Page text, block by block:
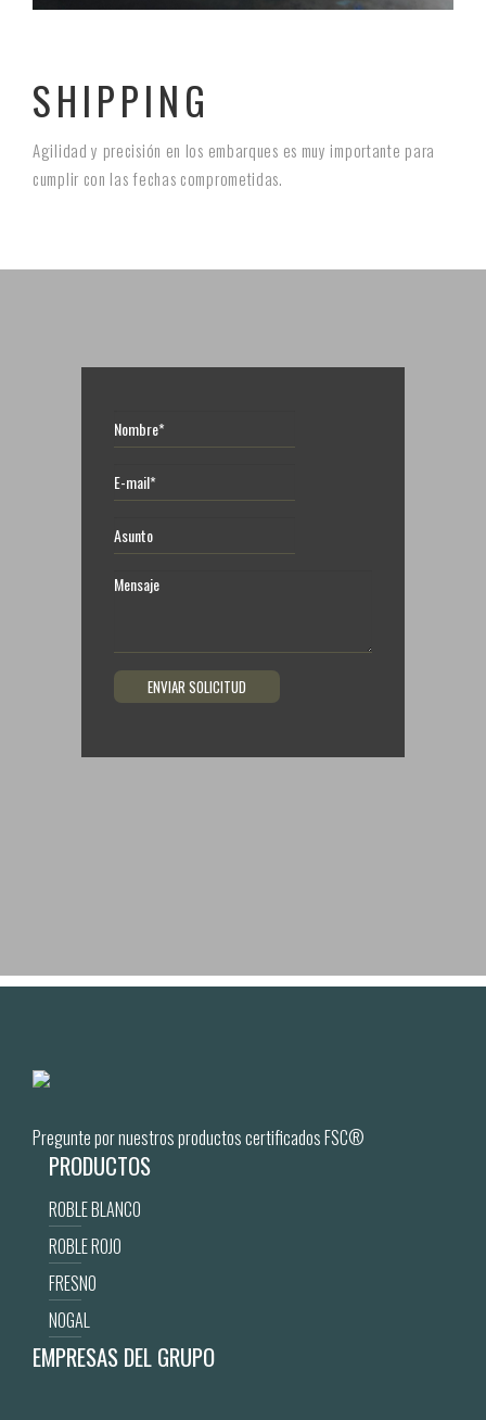
SHIPPING
Agilidad y precisión en los embarques es muy importante para
cumplir con las fechas comprometidas.
Pregunte por nuestros productos certificados FSC®
PRODUCTOS
ROBLE BLANCO
ROBLE ROJO
FRESNO
NOGAL
EMPRESAS DEL GRUPO